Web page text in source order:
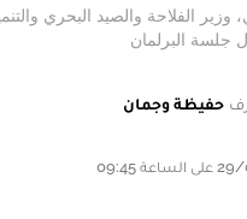
وزير الفلاحة والصيد البحري
جلسة البرلمان
حفيظة وجمان